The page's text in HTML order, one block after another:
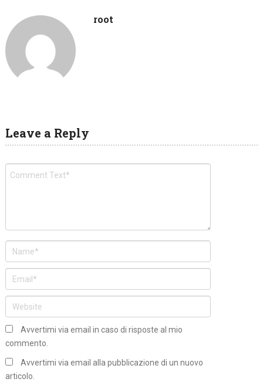
root
Leave a Reply
Avvertimi via email in caso di risposte al mio
commento.
Avvertimi via email alla pubblicazione di un nuovo
articolo.